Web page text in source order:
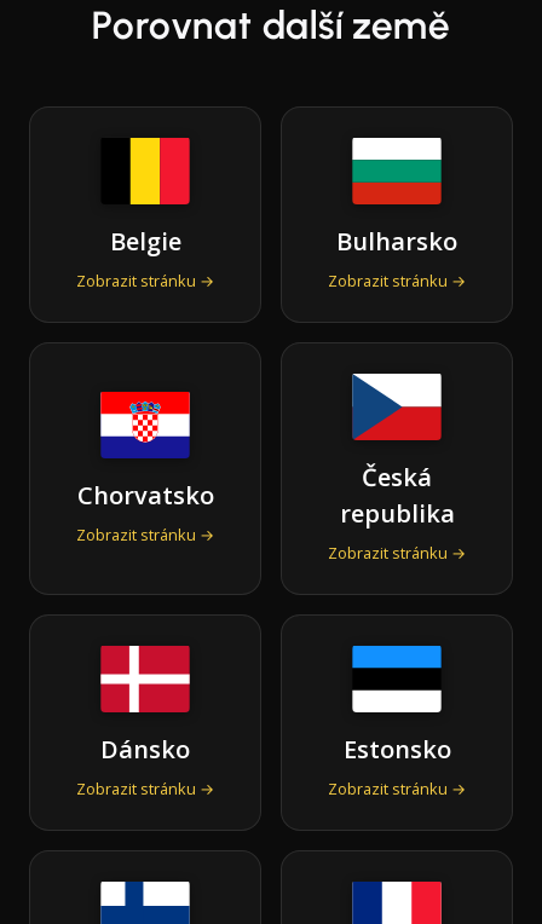
Porovnat další země
Belgie
Zobrazit stránku →
Bulharsko
Zobrazit stránku →
Chorvatsko
Zobrazit stránku →
Česká
republika
Zobrazit stránku →
Dánsko
Zobrazit stránku →
Estonsko
Zobrazit stránku →